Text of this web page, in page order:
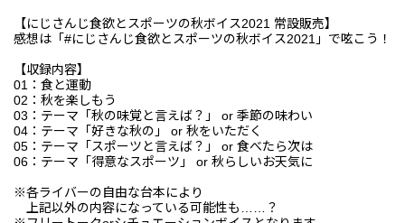
【にじさんじ食欲とスポーツの秋ボイス2021 常設販売】
感想は「#にじさんじ食欲とスポーツの秋ボイス2021」で呟こう！
【収録内容】
01：食と運動
02：秋を楽しもう
03：テーマ「秋の味覚と言えば？」 or 季節の味わい
04：テーマ「好きな秋の」 or 秋をいただく
05：テーマ「スポーツと言えば？」 or 食べたら次は
06：テーマ「得意なスポーツ」 or 秋らしいお天気に
※各ライバーの自由な台本により
上記以外の内容になっている可能性も……？